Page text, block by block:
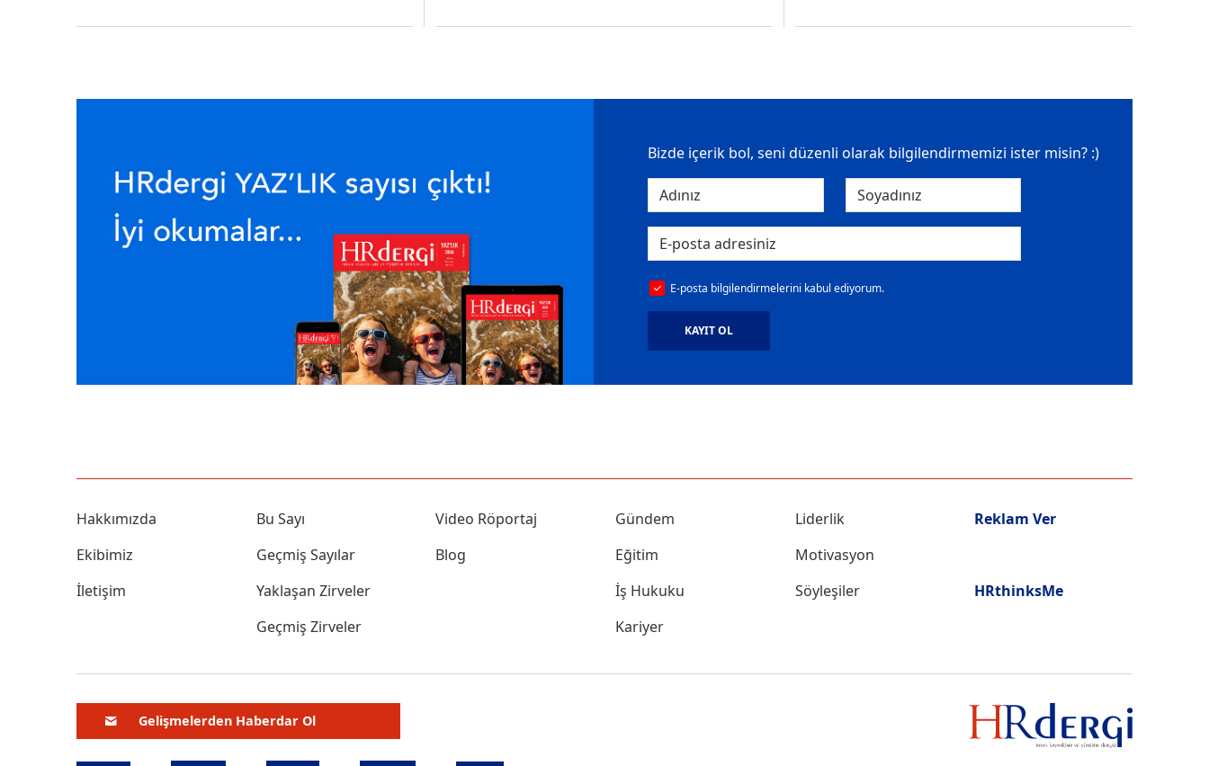
Bizde içerik bol, seni düzenli olarak bilgilendirmemizi ister misin? :)
E-posta bilgilendirmelerini kabul ediyorum.
KAYIT OL
Hakkımızda
Ekibimiz
İletişim
Bu Sayı
Geçmiş Sayılar
Yaklaşan Zirveler
Geçmiş Zirveler
Video Röportaj
Blog
Gündem
Eğitim
İş Hukuku
Kariyer
Liderlik
Motivasyon
Söyleşiler
Reklam Ver
HRthinksMe
Gelişmelerden Haberdar Ol